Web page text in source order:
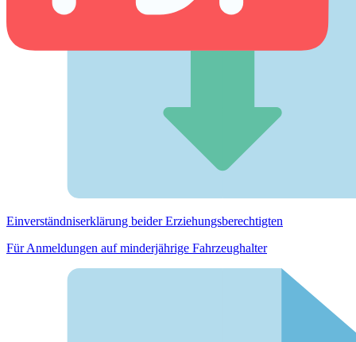
Einverständnis­erklärung beider Erziehungs­berechtigten
Für Anmeldungen auf minderjährige Fahrzeughalter